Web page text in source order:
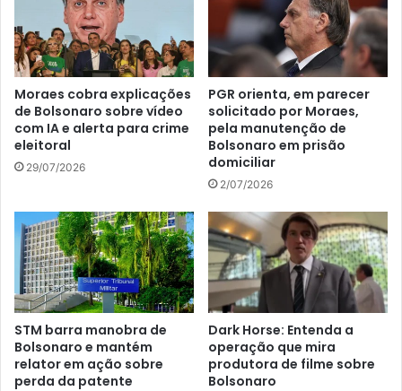
Moraes cobra explicações
de Bolsonaro sobre vídeo
com IA e alerta para crime
eleitoral
29/07/2026
PGR orienta, em parecer
solicitado por Moraes,
pela manutenção de
Bolsonaro em prisão
domiciliar
2/07/2026
STM barra manobra de
Bolsonaro e mantém
relator em ação sobre
perda da patente
Dark Horse: Entenda a
operação que mira
produtora de filme sobre
Bolsonaro